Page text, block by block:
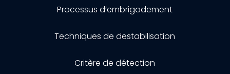
Processus d’embrigadement
Techniques de destabilisation
Critère de détection